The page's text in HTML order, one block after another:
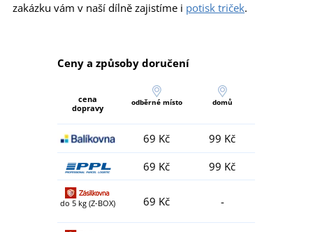
zakázku vám v naší dílně zajistíme i potisk triček.
Ceny a způsoby doručení
cena
dopravy
odběrné místo domů
69 Kč
99 Kč
69 Kč
99 Kč
do 5 kg (Z-BOX) 69 Kč -